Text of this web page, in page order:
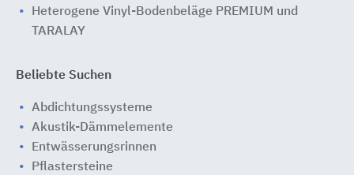
Heterogene Vinyl-Bodenbeläge PREMIUM und
TARALAY
Beliebte Suchen
Abdichtungssysteme
Akustik-Dämmelemente
Entwässerungsrinnen
Pflastersteine